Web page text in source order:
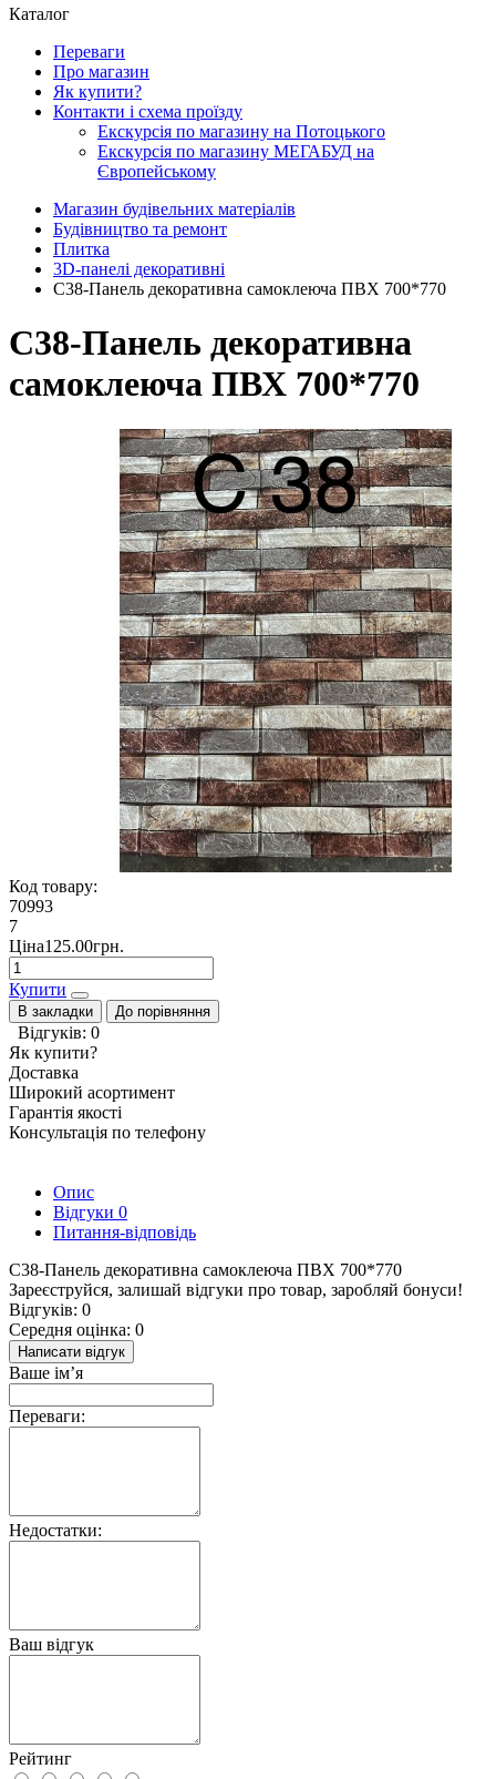
Каталог
Переваги
Про магазин
Як купити?
Контакти і схема проїзду
Екскурсія по магазину на Потоцького
Екскурсія по магазину МЕГАБУД на
Європейському
Магазин будівельних матеріалів
Будівництво та ремонт
Плитка
3D-панелі декоративні
C38-Панель декоративна самоклеюча ПВХ 700*770
C38-Панель декоративна
самоклеюча ПВХ 700*770
Код товару:
70993
7
Ціна125.00грн.
Купити
В закладки До порівняння
Відгуків: 0
Як купити?
Доставка
Широкий асортимент
Гарантія якості
Консультація по телефону
Опис
Відгуки 0
Питання-відповідь
C38-Панель декоративна самоклеюча ПВХ 700*770
Зареєструйся, залишай відгуки про товар, заробляй бонуси!
Відгуків: 0
Середня оцінка: 0
Написати відгук
Ваше ім’я
Переваги:
Недостатки:
Ваш відгук
Рейтинг